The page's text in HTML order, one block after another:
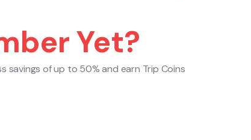
Yet?
savings of up to 50% and earn Trip Coins